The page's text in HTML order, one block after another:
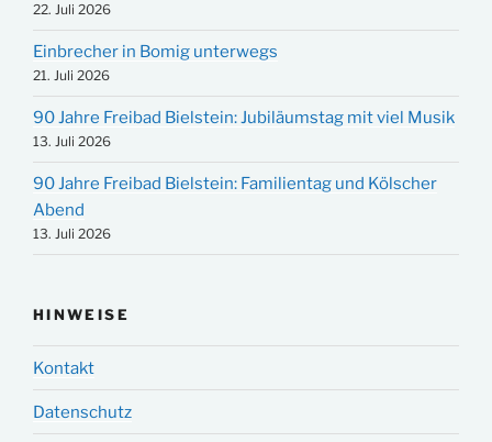
22. Juli 2026
Einbrecher in Bomig unterwegs
21. Juli 2026
90 Jahre Freibad Bielstein: Jubiläumstag mit viel Musik
13. Juli 2026
90 Jahre Freibad Bielstein: Familientag und Kölscher
Abend
13. Juli 2026
HINWEISE
Kontakt
Datenschutz